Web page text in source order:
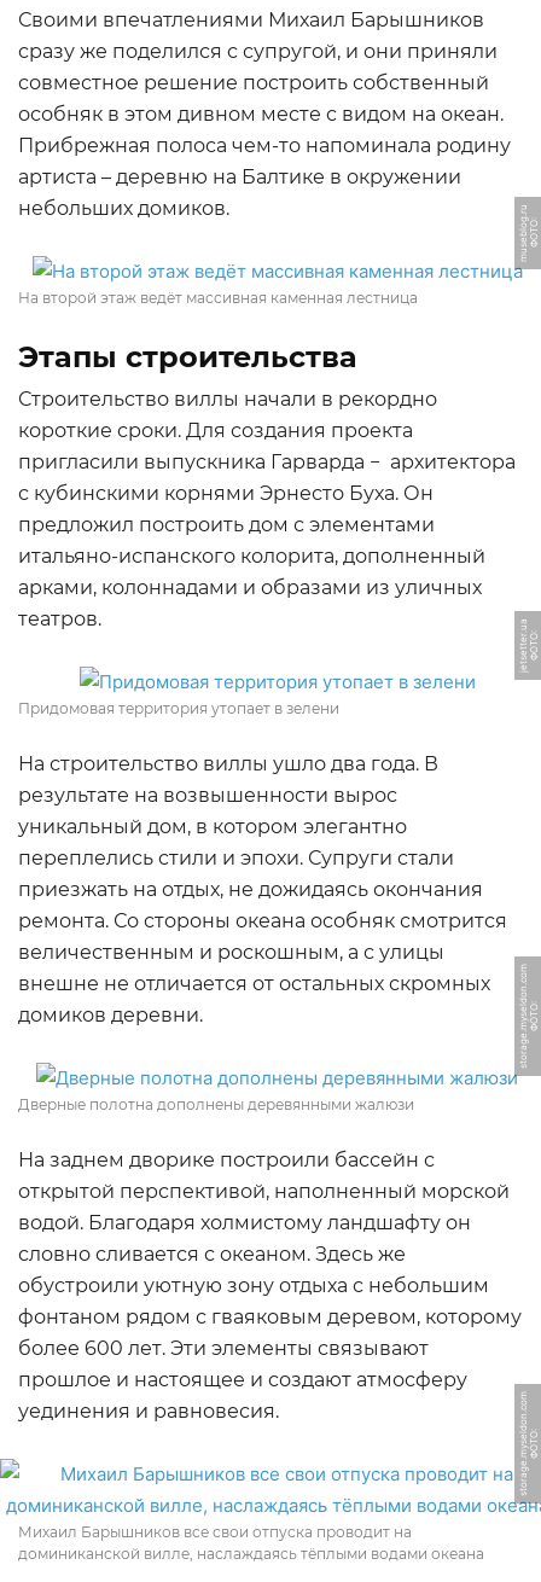
Своими впечатлениями Михаил Барышников
сразу же поделился с супругой, и они приняли
совместное решение построить собственный
особняк в этом дивном месте с видом на океан.
Прибрежная полоса чем-то напоминала родину
артиста – деревню на Балтике в окружении
небольших домиков.
Ф
О
Т
О:
m
u
s
e
bl
o
g.
r
u
На второй этаж ведёт массивная каменная лестница
Этапы строительства
Строительство виллы начали в рекордно
короткие сроки. Для создания проекта
пригласили выпускника Гарварда − архитектора
с кубинскими корнями Эрнесто Буха. Он
предложил построить дом с элементами
итальяно-испанского колорита, дополненный
арками, колоннадами и образами из уличных
театров.
Ф
О
Т
О:
j
e
t
s
e
t
t
e
r.
u
a
Придомовая территория утопает в зелени
На строительство виллы ушло два года. В
результате на возвышенности вырос
уникальный дом, в котором элегантно
переплелись стили и эпохи. Супруги стали
приезжать на отдых, не дожидаясь окончания
ремонта. Со стороны океана особняк смотрится
величественным и роскошным, а с улицы
внешне не отличается от остальных скромных
домиков деревни.
Ф
О
Т
О:
s
t
o
r
a
g
e.
m
y
s
el
d
o
n.
c
o
m
Дверные полотна дополнены деревянными жалюзи
На заднем дворике построили бассейн с
открытой перспективой, наполненный морской
водой. Благодаря холмистому ландшафту он
словно сливается с океаном. Здесь же
обустроили уютную зону отдыха с небольшим
фонтаном рядом с гваяковым деревом, которому
более 600 лет. Эти элементы связывают
прошлое и настоящее и создают атмосферу
уединения и равновесия.
Ф
О
Т
О:
s
t
o
r
a
g
e.
m
y
s
el
d
o
n.
c
o
m
Михаил Барышников все свои отпуска проводит на
доминиканской вилле, наслаждаясь тёплыми водами океана